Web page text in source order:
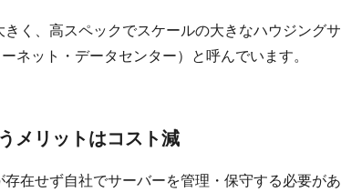
く、高スペックでスケールの大きなハウジングサ
ネット・データセンター）と呼んでいます。
メリットはコスト減
在せず自社でサーバーを管理・保守する必要があ